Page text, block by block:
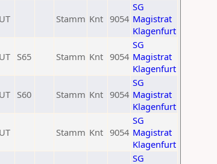
Stamm Knt 9054
SG
Magistrat
Klagenfurt
S65 Stamm Knt 9054
SG
Magistrat
Klagenfurt
S60 Stamm Knt 9054
SG
Magistrat
Klagenfurt
Stamm Knt 9054
SG
Magistrat
Klagenfurt
SG